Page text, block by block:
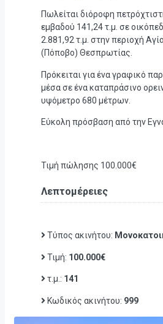
Πωλείται διόροφη
εμβαδού 141,24 τ.μ. σε
2.881,92 τ.μ. στην περιοχή
(Πόποβο) Θεσπρωτίας.
Πρόκειται για ένα γραφικό
μέσα σε ένα καταπράσινο
υψόμετρο 680 μέτρων.
Εύκολη πρόσβαση από την
Τιμή πώλησης 100.000€
Λεπτομέρειες
Τύπος ακινήτου:
Τιμή: 100.000€
τ.μ.: 141
Κωδικός ακινήτου: 999